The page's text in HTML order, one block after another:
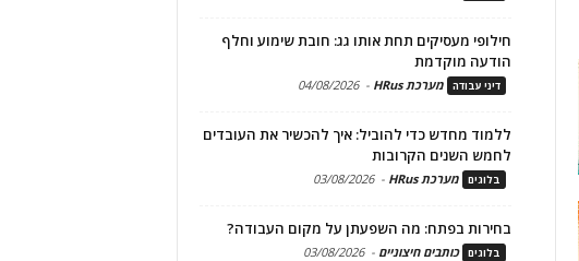
חילופי מעסיקים תחת אותו גג: חובת שימוע וחלף
הודעה מוקדמת
דיני עבודה מערכת HRus -
04/08/2026
ללמוד מחדש כדי להוביל: איך להכשיר את העובדים
לחמש השנים הקרובות
בלוגים מערכת HRus -
03/08/2026
בחירות בפתח: מה השפעתן על מקום העבודה?
בלוגים כותבים חיצוניים -
03/08/2026